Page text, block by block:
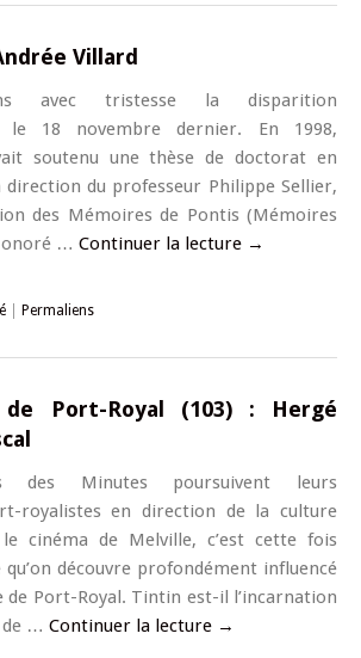
Villard
avec tristesse la disparition
le 18 novembre dernier. En 1998,
soutenu une thèse de doctorat en
du professeur Philippe Sellier,
des Mémoires de Pontis (Mémoires
… Continuer la lecture →
Permaliens
Port-Royal (103) : Hergé
des Minutes poursuivent leurs
royalistes en direction de la culture
cinéma de Melville, c’est cette fois
qu’on découvre profondément influencé
de Port-Royal. Tintin est-il l’incarnation
de … Continuer la lecture →